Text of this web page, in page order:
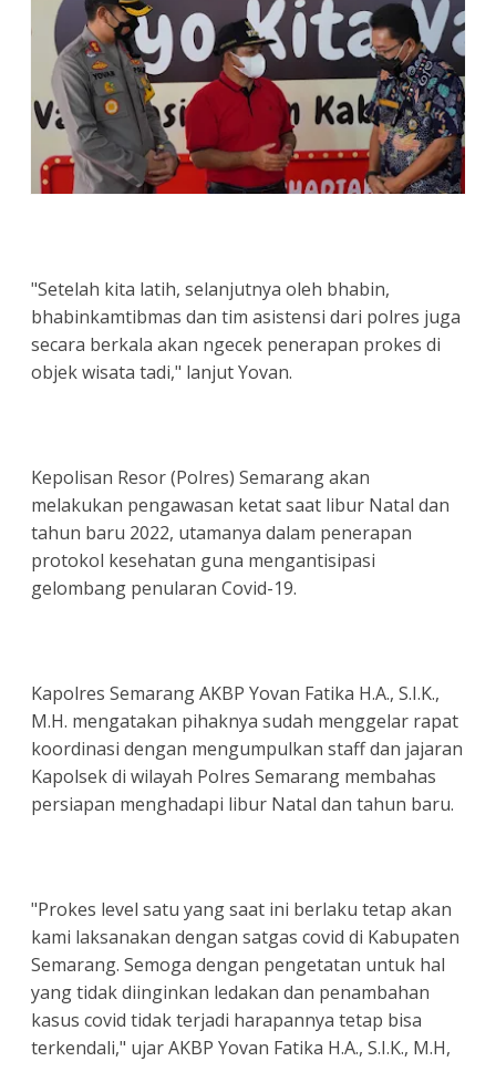
"Setelah kita latih, selanjutnya oleh bhabin,
bhabinkamtibmas dan tim asistensi dari polres juga
secara berkala akan ngecek penerapan prokes di
objek wisata tadi," lanjut Yovan.
Kepolisan Resor (Polres) Semarang akan
melakukan pengawasan ketat saat libur Natal dan
tahun baru 2022, utamanya dalam penerapan
protokol kesehatan guna mengantisipasi
gelombang penularan Covid-19.
Kapolres Semarang AKBP Yovan Fatika H.A., S.I.K.,
M.H. mengatakan pihaknya sudah menggelar rapat
koordinasi dengan mengumpulkan staff dan jajaran
Kapolsek di wilayah Polres Semarang membahas
persiapan menghadapi libur Natal dan tahun baru.
"Prokes level satu yang saat ini berlaku tetap akan
kami laksanakan dengan satgas covid di Kabupaten
Semarang. Semoga dengan pengetatan untuk hal
yang tidak diinginkan ledakan dan penambahan
kasus covid tidak terjadi harapannya tetap bisa
terkendali," ujar AKBP Yovan Fatika H.A., S.I.K., M.H,